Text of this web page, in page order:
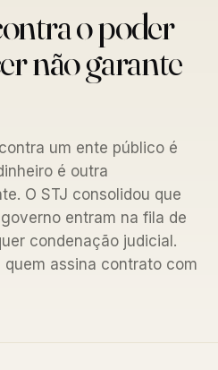
o poder
não garante
um ente público é
é outra
O STJ consolidou que
entram na fila de
condenação judicial.
quem assina contrato com